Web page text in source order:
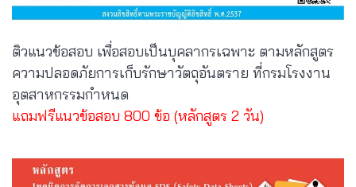
ติวแนวข้อสอบ เพื่อสอบเป็นบุคลากรเฉพาะ ตามหลักสูตร
ความปลอดภัยการเก็บรักษาวัตถุอันตราย ที่กรมโรงงาน
อุตสาหกรรมกำหนด
แถมฟรีแนวข้อสอบ 800 ข้อ (หลักสูตร 2 วัน)